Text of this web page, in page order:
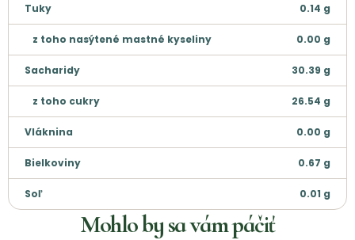
Tuky 0.14 g
z toho nasýtené mastné kyseliny 0.00 g
Sacharidy 30.39 g
z toho cukry 26.54 g
Vláknina 0.00 g
Bielkoviny 0.67 g
Soľ 0.01 g
Mohlo by sa vám páčiť